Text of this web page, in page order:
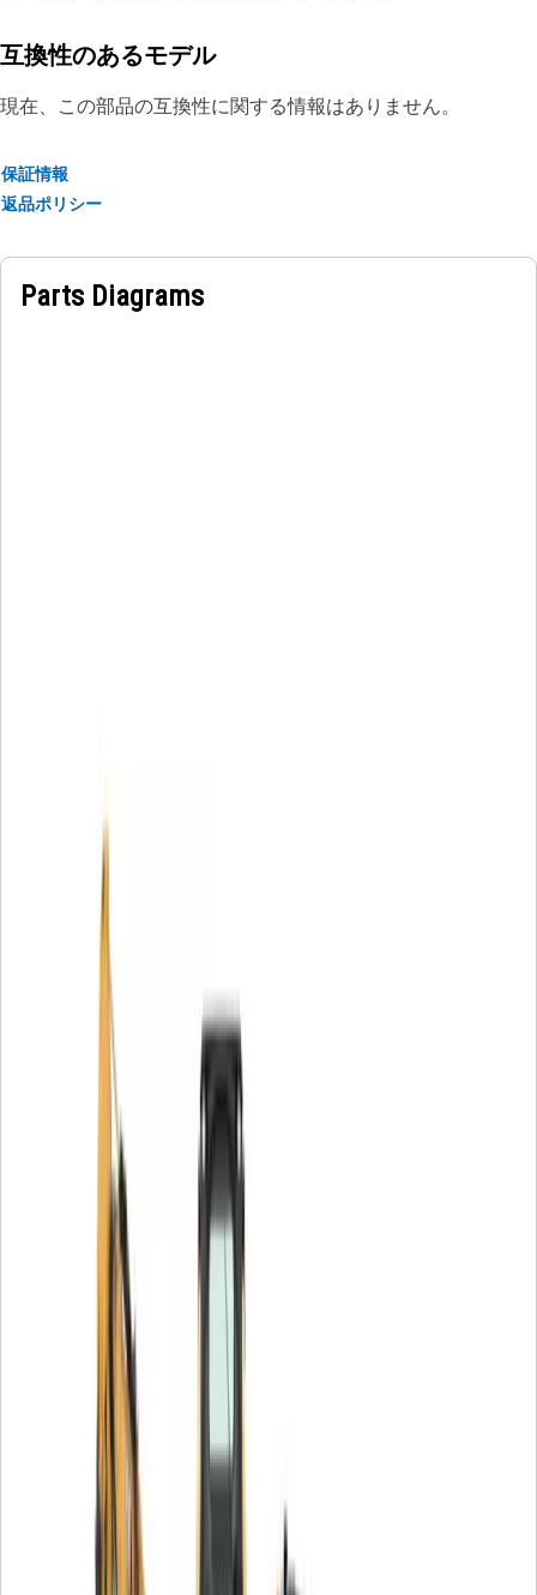
互換性のあるモデル
現在、この部品の互換性に関する情報はありません。
保証情報
返品ポリシー
Parts Diagrams